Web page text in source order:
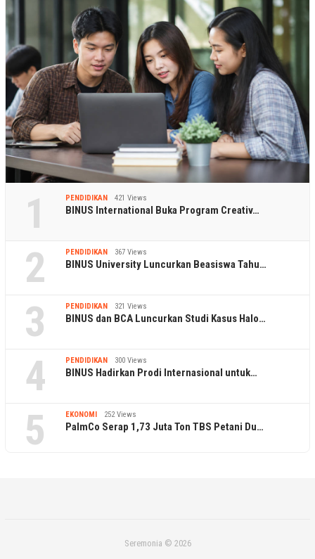
1 PENDIDIKAN 421 Views
BINUS International Buka Program Creativ…
2 PENDIDIKAN 367 Views
BINUS University Luncurkan Beasiswa Tahu…
3 PENDIDIKAN 321 Views
BINUS dan BCA Luncurkan Studi Kasus Halo…
4 PENDIDIKAN 300 Views
BINUS Hadirkan Prodi Internasional untuk…
5 EKONOMI 252 Views
PalmCo Serap 1,73 Juta Ton TBS Petani Du…
Seremonia © 2026